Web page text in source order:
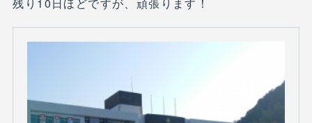
残り10日ほどですが、頑張ります！